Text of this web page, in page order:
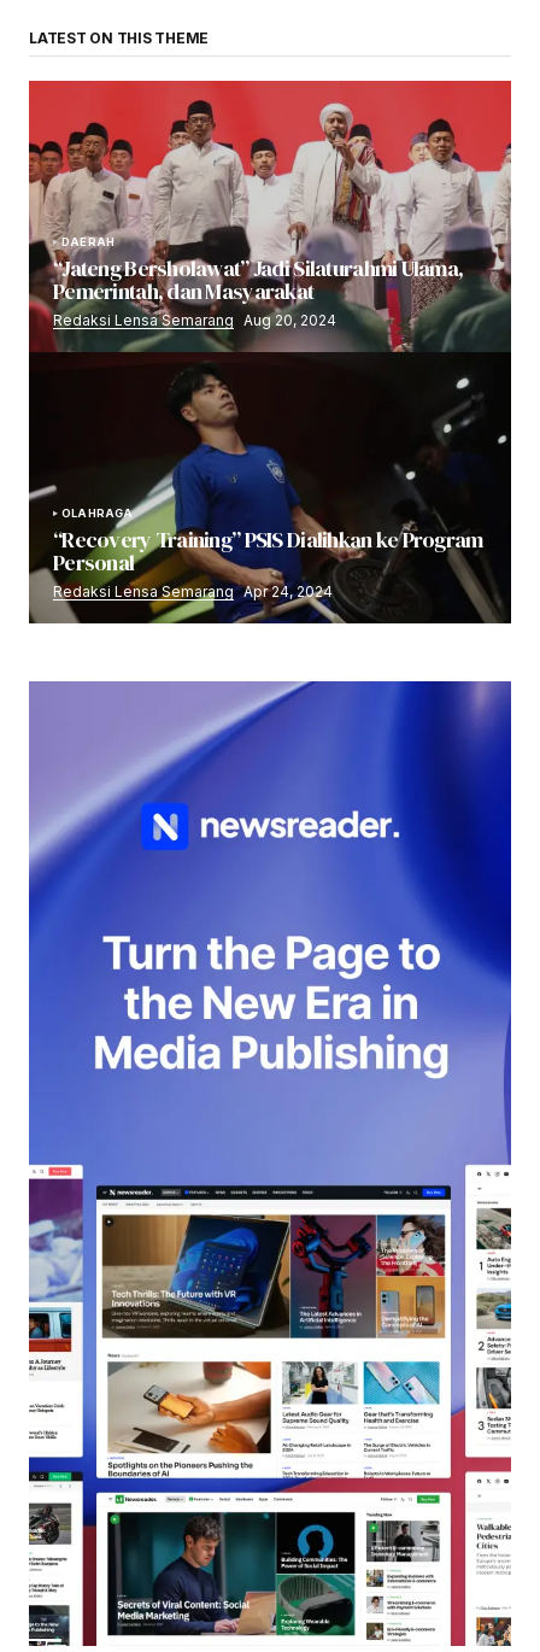
LATEST ON THIS THEME
DAERAH
“Jateng Bersholawat” Jadi Silaturahmi Ulama,
Pemerintah, dan Masyarakat
Redaksi Lensa Semarang Aug 20, 2024
OLAHRAGA
“Recovery Training” PSIS Dialihkan ke Program
Personal
Redaksi Lensa Semarang Apr 24, 2024